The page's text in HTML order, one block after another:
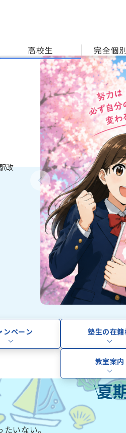
高校生 完全個
改
ンペーン 塾生の在籍
教室案内
夏
たいない。